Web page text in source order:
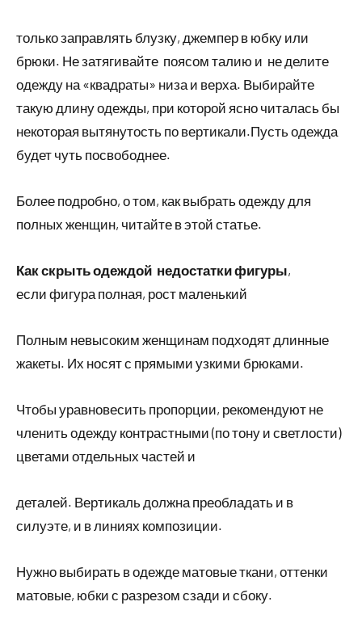
только заправлять блузку, джемпер в юбку или
брюки. Не затягивайте поясом талию и не делите
одежду на «квадраты» низа и верха. Выбирайте
такую длину одежды, при которой ясно читалась бы
некоторая вытянутость по вертикали.Пусть одежда
будет чуть посвободнее.
Более подробно, о том, как выбрать одежду для
полных женщин, читайте в этой статье.
Как скрыть одеждой недостатки фигуры,
если фигура полная, рост маленький
Полным невысоким женщинам подходят длинные
жакеты. Их носят с прямыми узкими брюками.
Чтобы уравновесить пропорции, рекомендуют не
членить одежду контрастными (по тону и светлости)
цветами отдельных частей и
деталей. Вертикаль должна преобладать и в
силуэте, и в линиях композиции.
Нужно выбирать в одежде матовые ткани, оттенки
матовые, юбки с разрезом сзади и сбоку.